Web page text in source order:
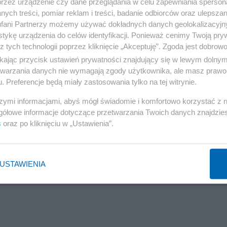
X.
wycofuje się z kandydowania na urząd prezydenta
swoją decyzję oraz zadeklarował, iż do końca
wiceprezydent Kamali Harris.
rezygnację Bidena. Premier Tusk o "trudnych
treści, pomiar reklam i treści, badanie odbiorców oraz
Partnerzy możemy używać dokładnych danych
urządzenia do celów identyfikacji. Ponieważ cenimy Twoją
tych technologii poprzez kliknięcie „Akceptuję”. Zgoda jest
przycisk ustawień prywatności znajdujący się w lewym
danych nie wymagają zgody użytkownika, ale masz
Preferencje będą miały zastosowania tylko na tej witrynie.
informacjami, abyś mógł świadomie i komfortowo korzystać z
informacje dotyczące przetwarzania Twoich danych
oraz po kliknięciu w „Ustawienia”.
USTAWIENIA